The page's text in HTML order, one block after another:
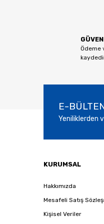
Ürün
Ürün
Ödeme
E-
Yeniliklerden
KURUMSAL
Hakkımızda
Mesafeli Satış
Kişisel Veriler